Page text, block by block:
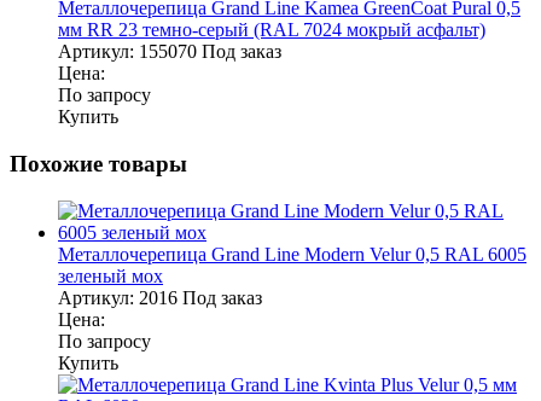
Металлочерепица Grand Line Kamea GreenCoat Pural 0,5
мм RR 23 темно-серый (RAL 7024 мокрый асфальт)
Артикул: 155070 Под заказ
Цена:
По запросу
Купить
Похожие товары
Металлочерепица Grand Line Modern Velur 0,5 RAL 6005
зеленый мох
Артикул: 2016 Под заказ
Цена:
По запросу
Купить